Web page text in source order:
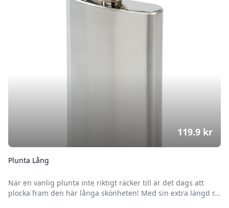
Plunta Lång
När en vanlig plunta inte riktigt räcker till är det dags att
plocka fram den här långa skönheten! Med sin extra längd r...
119.9 kr